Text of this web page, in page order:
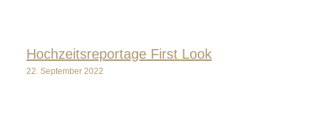
Hochzeitsreportage First Look
22. September 2022